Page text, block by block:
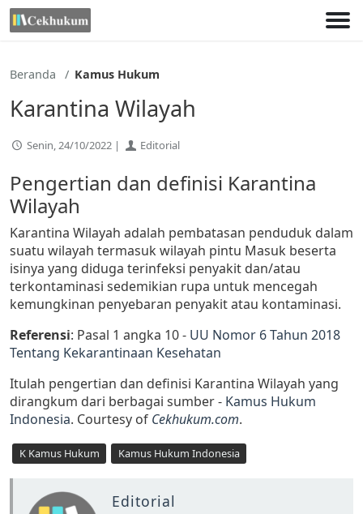
Lewati
ke
Beranda Kamus Hukum
Karantina Wilayah
Senin, 24/10/2022 | Editorial
Pengertian dan definisi Karantina
Wilayah
Karantina Wilayah adalah pembatasan penduduk dalam
suatu wilayah termasuk wilayah pintu Masuk beserta
isinya yang diduga terinfeksi penyakit dan/atau
terkontaminasi sedemikian rupa untuk mencegah
kemungkinan penyebaran penyakit atau kontaminasi.
Referensi: Pasal 1 angka 10 - UU Nomor 6 Tahun 2018
Tentang Kekarantinaan Kesehatan
Itulah pengertian dan definisi Karantina Wilayah yang
dirangkum dari berbagai sumber - Kamus Hukum
Indonesia. Courtesy of Cekhukum.com.
K Kamus Hukum Kamus Hukum Indonesia
Editorial